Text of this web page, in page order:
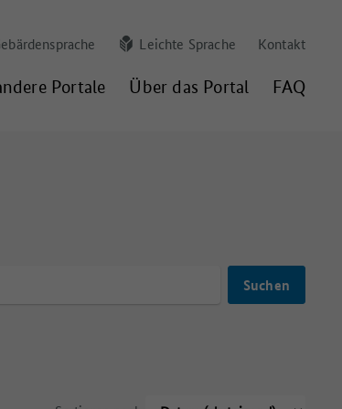
Leichte Sprache Kontakt
Portale Über das Portal FAQ